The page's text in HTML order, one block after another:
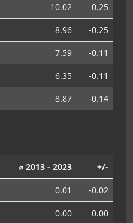
10.02
0.25
8.96
-0.25
7.59
-0.11
6.35
-0.11
8.87 -0.14
⌀ 2013 - 2023 +/-
0.01
-0.02
0.00
0.00